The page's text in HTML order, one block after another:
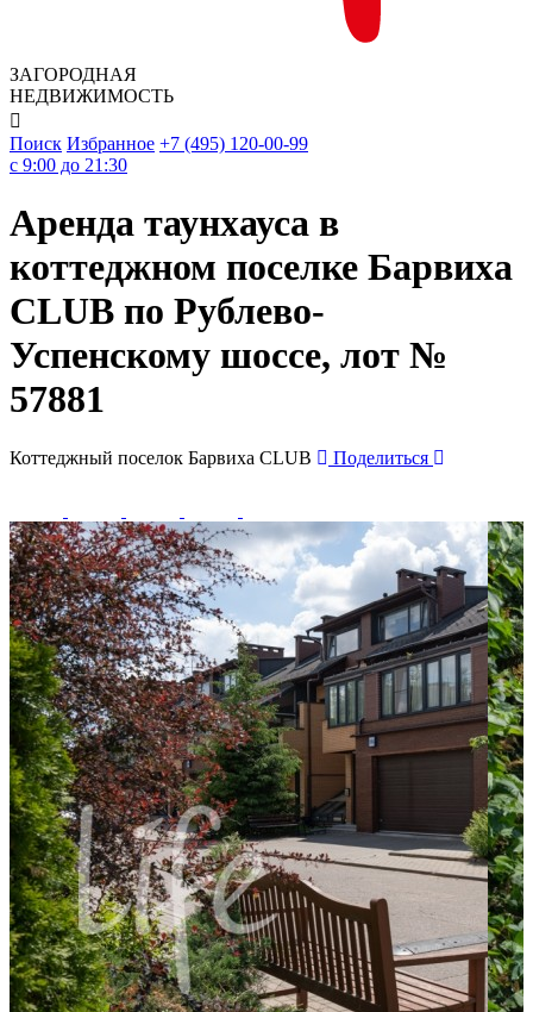
ЗАГОРОДНАЯ
НЕДВИЖИМОСТЬ

Поиск Избранное +7 (495) 120-00-99
c 9:00 до 21:30
Аренда таунхауса в
коттеджном поселке Барвиха
CLUB по Рублево-
Успенскому шоссе, лот №
57881
Коттеджный поселок Барвиха CLUB Поделиться